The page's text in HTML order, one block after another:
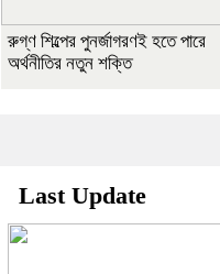
রুগ্ণ শিল্পের পুনর্জাগরণই হতে পারে
অর্থনীতির নতুন শক্তি
Last Update